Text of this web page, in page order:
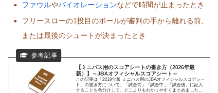
ファウルやバイオレーションなどで時間が止まったとき
フリースローの1投目のボールが審判の手から離れる前、
または最後のシュートが決まったとき
【ミニバス用のスコアシートの書き方（2026年最
新）】～JBAオフィシャルスコアシート～
この記事は「2019年版 ミニバス用のJBAオフィシャルスコアシー
ト」の書き方について、「試合前」「試合中」「試合後」に記入
することを色分けして、どこよりもわかりやすくまとめました。